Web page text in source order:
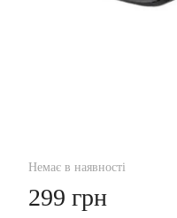
Немає в наявності
299 грн